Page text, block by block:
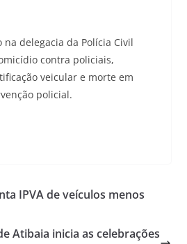
delegacia da Polícia Civil
contra policiais,
veicular e morte em
policial.
IPVA de veículos menos
Atibaia inicia as celebrações